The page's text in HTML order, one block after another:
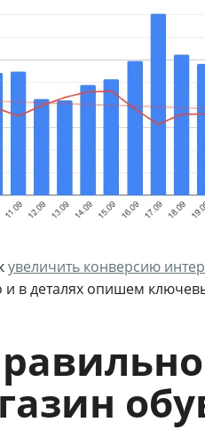
увеличить конверсию
деталях опишем